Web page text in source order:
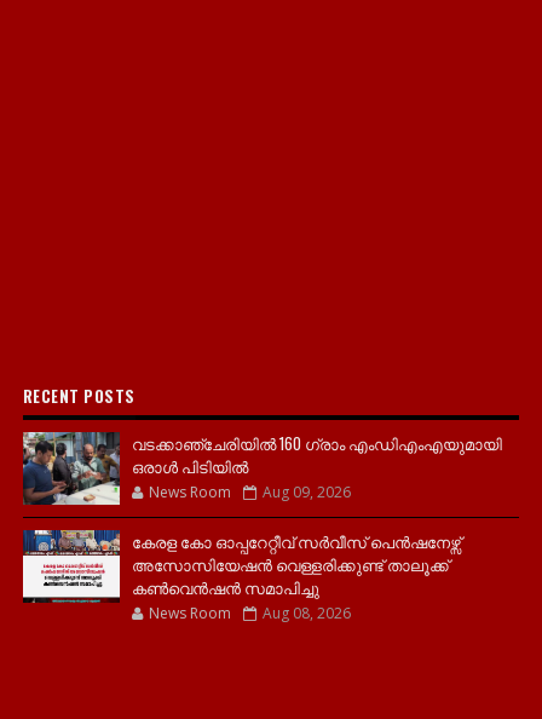
RECENT POSTS
വടക്കാഞ്ചേരിയിൽ 160 ഗ്രാം എംഡിഎംഎയുമായി
ഒരാൾ പിടിയിൽ
News Room Aug 09, 2026
കേരള കോ ഓപ്പറേറ്റീവ് സർവീസ് പെൻഷനേഴ്സ്
അസോസിയേഷൻ വെള്ളരിക്കുണ്ട് താലൂക്ക്
കൺവെൻഷൻ സമാപിച്ചു
News Room Aug 08, 2026